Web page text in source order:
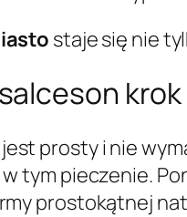
staje się nie
jest prosty i nie
tym pieczenie.
prostokątnej